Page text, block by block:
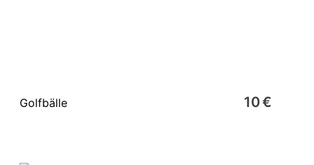
Golfbälle 10 €